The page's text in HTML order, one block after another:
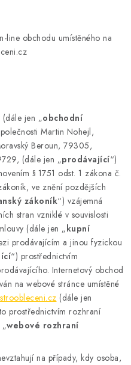
line obchodu umístěného na
jen „obchodní
Martin Nohejl,
Beroun, 79305,
(dále jen „prodávající“)
§ 1751 odst. 1 zákona č.
ve znění pozdějších
zákoník“) vzájemná
stran vzniklé v souvislosti
(dále jen „kupní
prodávajícím a jinou fyzickou
“) prostřednictvím
Internetový obchod
na webové stránce umístěné
(dále jen
prostřednictvím rozhraní
webové rozhraní
na případy, kdy osoba,